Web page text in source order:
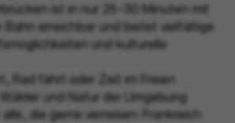
ist in nur 25–30 Minuten mit
Bahn erreichbar und bietet vielfältige
und kulturelle
Rad fährt oder Zeit im Freien
und Natur der Umgebung
die gerne verreisen: Frankreich